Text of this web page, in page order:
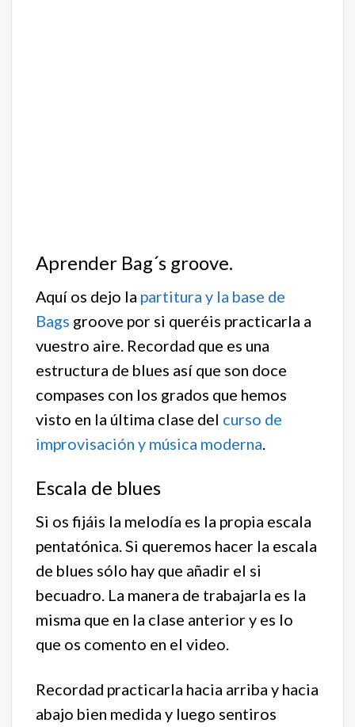
Aprender Bag´s groove.
Aquí os dejo la partitura y la base de
Bags groove por si queréis practicarla a
vuestro aire. Recordad que es una
estructura de blues así que son doce
compases con los grados que hemos
visto en la última clase del curso de
improvisación y música moderna
Escala de blues
Si os fijáis la melodía es la propia escala
pentatónica. Si queremos hacer la escala
de blues sólo hay que añadir el si
becuadro. La manera de trabajarla es la
misma que en la clase anterior y es lo
que os comento en el video.
Recordad practicarla hacia arriba y hacia
abajo bien medida y luego sentiros